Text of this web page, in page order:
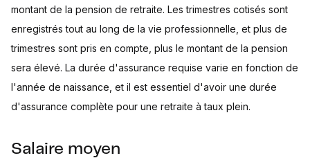
montant de la pension de retraite. Les trimestres cotisés sont
enregistrés tout au long de la vie professionnelle, et plus de
trimestres sont pris en compte, plus le montant de la pension
sera élevé. La durée d'assurance requise varie en fonction de
l'année de naissance, et il est essentiel d'avoir une durée
d'assurance complète pour une retraite à taux plein.
Salaire moyen